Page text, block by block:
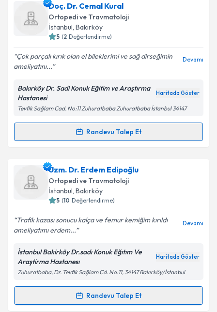
Takvim Talebini Gönder
Uzm. Dr. Altuğ Duramaziçin randevu takvimi talebi
oluşturun. Size bu uzmandan randevu almanız için bir
takvim hazırlandığında e-posta ile bilgilendireceğiz.
Kişisel verilerimin işlenmesine ilişkin
Aydınlatma
Metni
kapsamda işlenmesini kabul ediyorum.
Takvim Talebini Gönder
Doç. Dr. Cemal Kural
Ortopedi ve Travmatoloji
İstanbul, Bakırköy
5 (2 Değerlendirme)
Çok parçalı kırık olan el bileklerimi ve sağ dirseğimin
ameliyatını...
Devamı
Bakırköy Dr. Sadi Konuk Eğitim ve Araştırma
Hastanesi
Haritada Göster
Tevfik Sağlam Cad. No:11 Zuhuratbaba Zuhuratbaba İstanbul 34147
Randevu Talep Et
Randevu Takvimi Talebi
Doç. Dr. Cemal Kuraliçin randevu takvimi talebi
oluşturun. Size bu uzmandan randevu almanız için bir
takvim hazırlandığında e-posta ile bilgilendireceğiz.
Kişisel verilerimin işlenmesine ilişkin
Aydınlatma
Metni'ni okudum ve kişisel verilerimin belirtilen
kapsamda işlenmesini kabul ediyorum.
Takvim Talebini Gönder
Uzm. Dr. Erdem Edipoğlu
Ortopedi ve Travmatoloji
İstanbul, Bakırköy
5 (10 Değerlendirme)
Trafik kazası sonucu kalça ve femur kemiğim kırıldı
ameliyatımı erdem...
Devamı
İstanbul Bakirköy Dr.sadı Konuk Eğıtım Ve
Araştirma Hastanesı
Haritada Göster
Zuhuratbaba, Dr. Tevfik Sağlam Cd. No:11, 34147 Bakırköy/İstanbul
Randevu Talep Et
Randevu Takvimi Talebi